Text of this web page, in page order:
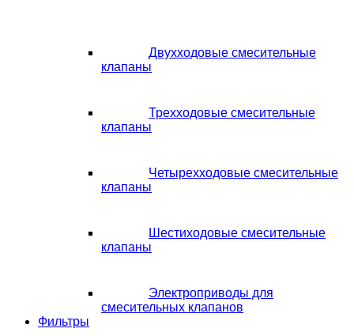
Двухходовые смесительные
клапаны
Трехходовые смесительные
клапаны
Четырехходовые смесительные
клапаны
Шестиходовые смесительные
клапаны
Электроприводы для
смесительных клапанов
Фильтры